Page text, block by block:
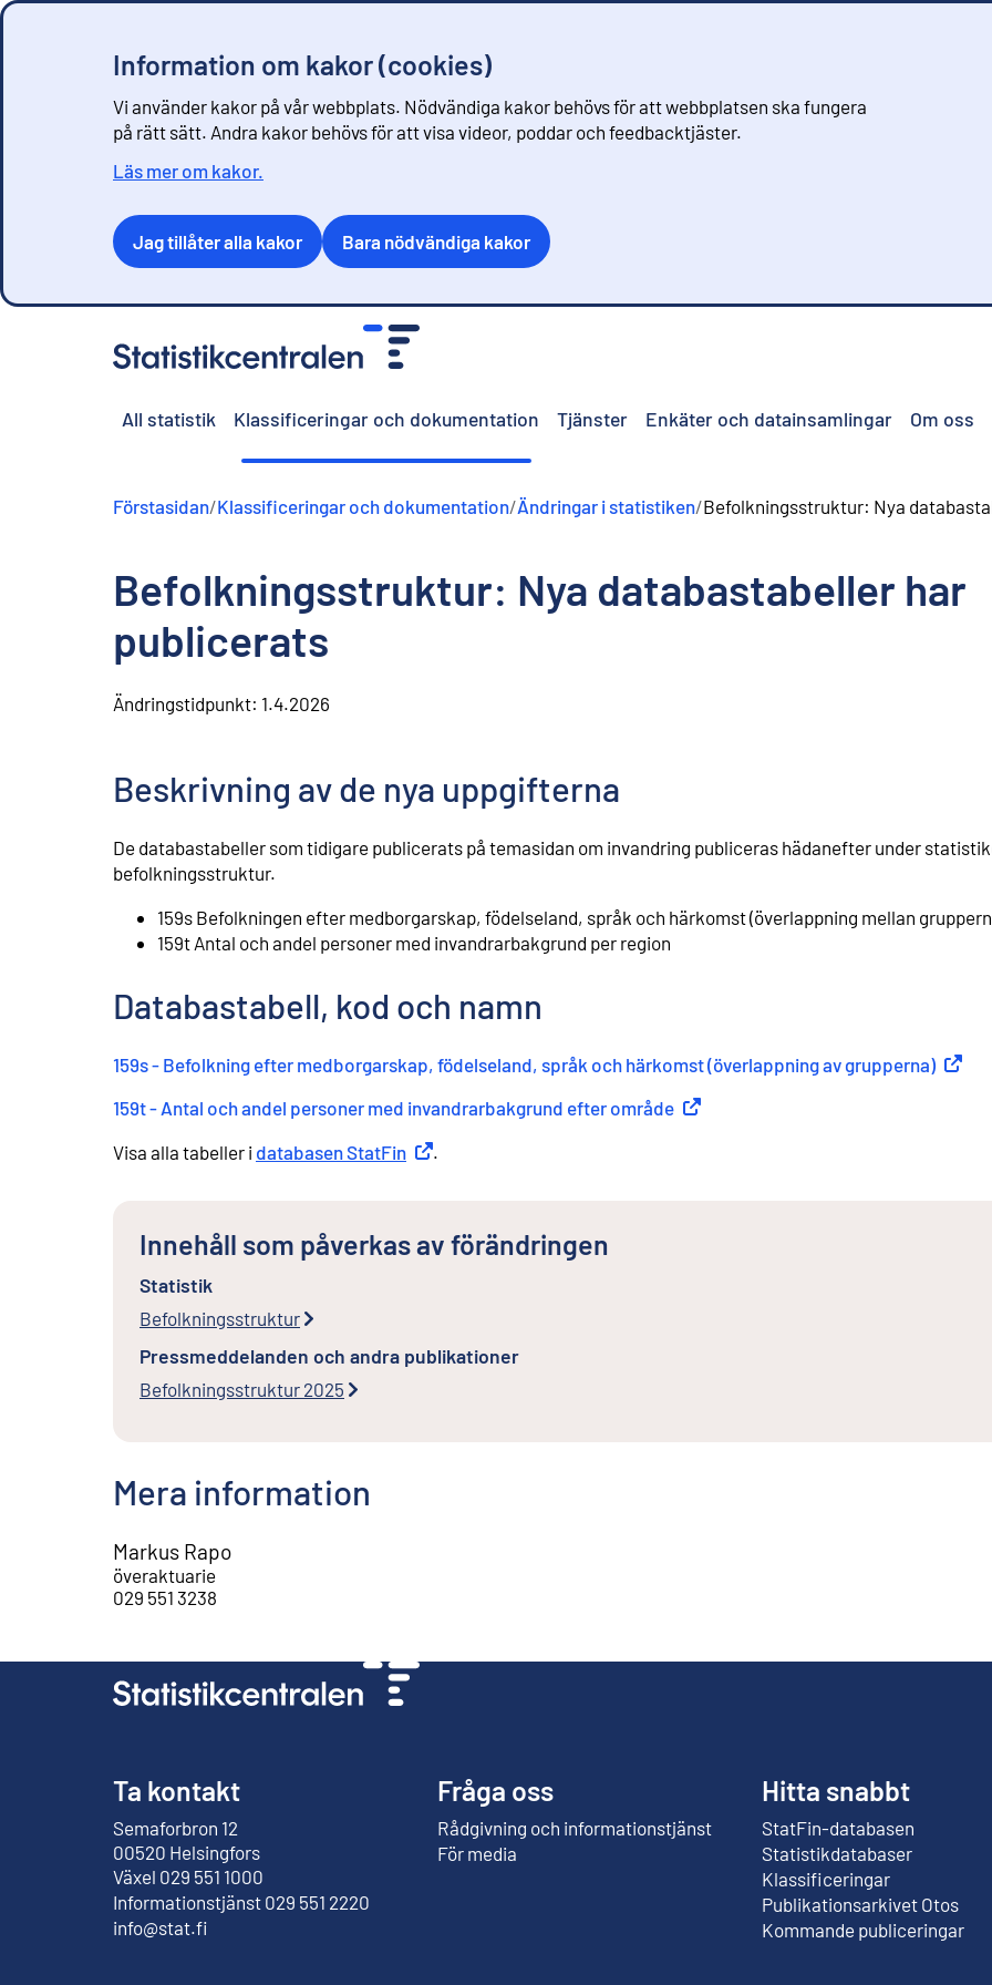
Information om kakor (cookies)
Vi använder kakor på vår webbplats. Nödvändiga kakor behövs för att webbplatsen ska fungera
på rätt sätt. Andra kakor behövs för att visa videor, poddar och feedbacktjäster.
Läs mer om kakor.
Jag tillåter alla kakor Bara nödvändiga kakor
All statistik Klassificeringar och dokumentation Tjänster Enkäter och datainsamlingar Om oss
Förstasidan/Klassificeringar och dokumentation/Ändringar i statistiken/Befolkningsstruktur: Nya
Befolkningsstruktur: Nya databastabeller har
publicerats
Ändringstidpunkt: 1.4.2026
Beskrivning av de nya uppgifterna
De databastabeller som tidigare publicerats på temasidan om invandring ⁠publiceras hädanefter under
befolkningsstruktur.
159s Befolkningen efter medborgarskap, födelseland, språk och härkomst (överlappning mellan
159t Antal och andel personer med invandrarbakgrund per region
⁠Databastabell, kod och namn
159s - Befolkning efter medborgarskap, födelseland, språk och härkomst (överlappning av grupperna)
159t - Antal och andel personer med invandrarbakgrund efter område Extern länk
Visa alla tabeller i databasen StatFin Extern länk
.
Innehåll som påverkas av förändringen
Statistik
Befolkningsstruktur
Pressmeddelanden och andra publikationer
Befolkningsstruktur 2025
Mera information
Markus Rapo
överaktuarie
029 551 3238
Ta kontakt
Semaforbron 12
00520 Helsingfors
Extern länk
Växel 029 551 1000
Informationstjänst 029 551 2220
info@stat.fi
Fråga oss
Rådgivning och informationstjänst
För media
Hitta snabbt
StatFin-databasen
Extern länk
Statistikdatabaser
Klassificeringar
Publikationsarkivet Otos
Extern länk
Kommande publiceringar